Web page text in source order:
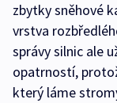
zbytky sněhové
vrstva
správy silnic ale
opatrností,
který láme